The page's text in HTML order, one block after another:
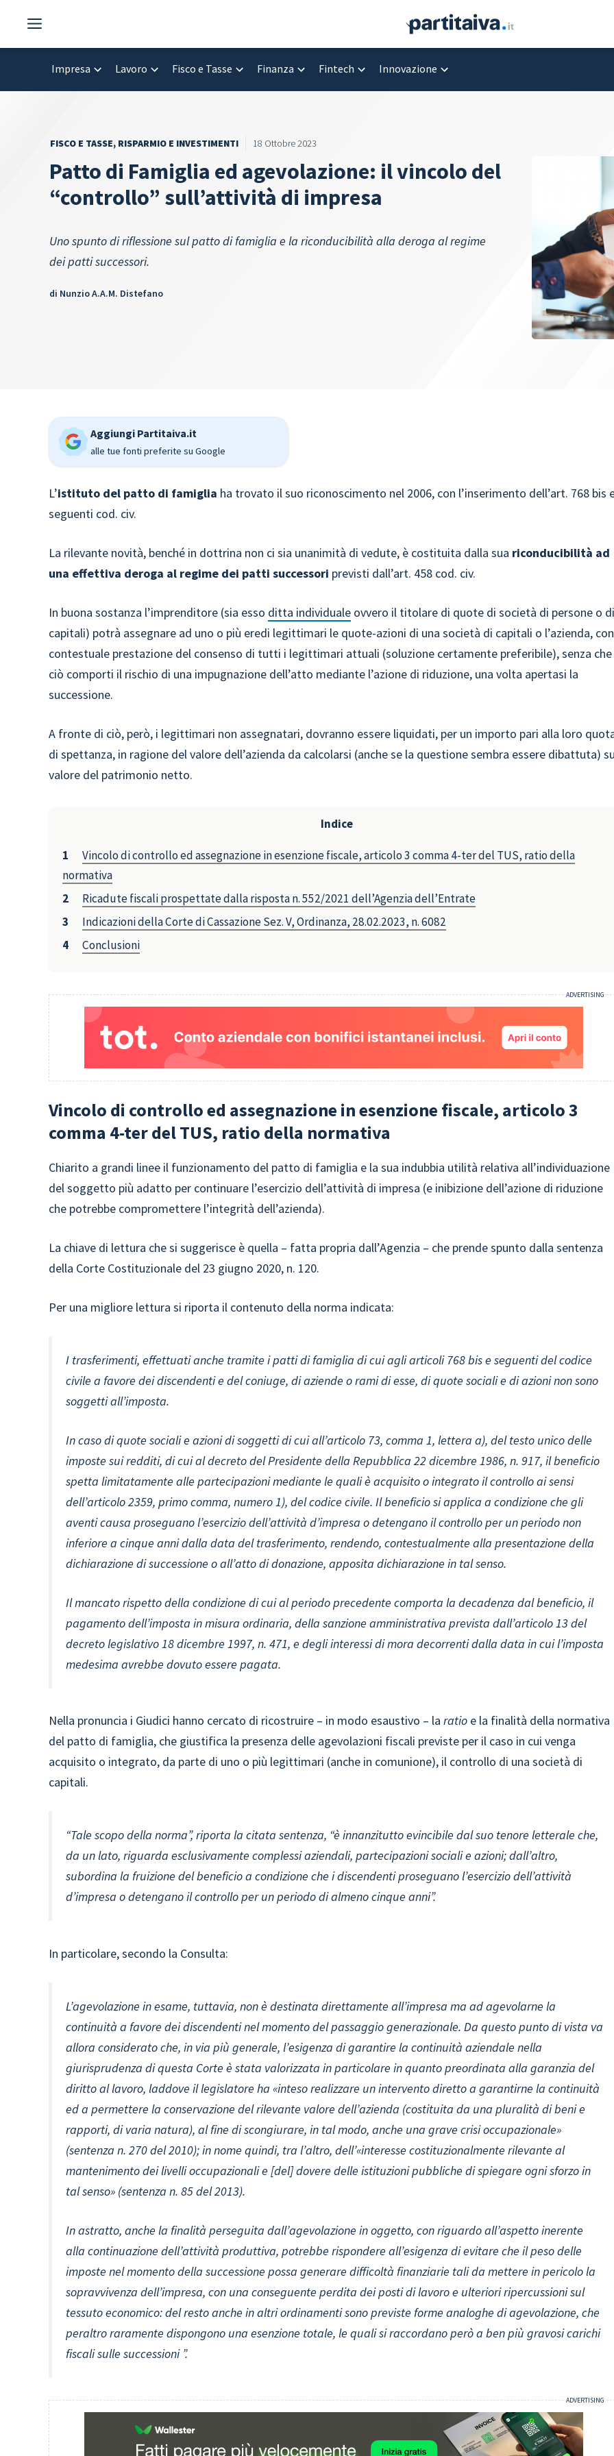
contenuto
Impresa Lavoro Fisco e Tasse Finanza Fintech Innovazione
FISCO E TASSE, RISPARMIO E INVESTIMENTI 18 Ottobre 2023
Patto di Famiglia ed agevolazione: il vincolo del
“controllo” sull’attività di impresa
Uno spunto di riflessione sul patto di famiglia e la riconducibilità alla deroga al regime
dei patti successori.
di Nunzio A.A.M. Distefano
Aggiungi Partitaiva.it
alle tue fonti preferite su Google
L’istituto del patto di famiglia ha trovato il suo riconoscimento nel 2006, con l’inserimento dell’art. 768 bis
seguenti cod. civ.
La rilevante novità, benché in dottrina non ci sia unanimità di vedute, è costituita dalla sua riconducibilità ad
una effettiva deroga al regime dei patti successori previsti dall’art. 458 cod. civ.
In buona sostanza l’imprenditore (sia esso ditta individuale ovvero il titolare di quote di società di persone o di
capitali) potrà assegnare ad uno o più eredi legittimari le quote-azioni di una società di capitali o l’azienda, con
contestuale prestazione del consenso di tutti i legittimari attuali (soluzione certamente preferibile), senza che
ciò comporti il rischio di una impugnazione dell’atto mediante l’azione di riduzione, una volta apertasi la
successione.
A fronte di ciò, però, i legittimari non assegnatari, dovranno essere liquidati, per un importo pari alla loro
di spettanza, in ragione del valore dell’azienda da calcolarsi (anche se la questione sembra essere dibattuta)
valore del patrimonio netto.
Indice
Vincolo di controllo ed assegnazione in esenzione fiscale, articolo 3 comma 4-ter del TUS, ratio della
normativa
Ricadute fiscali prospettate dalla risposta n. 552/2021 dell’Agenzia dell’Entrate
Indicazioni della Corte di Cassazione Sez. V, Ordinanza, 28.02.2023, n. 6082
Conclusioni
Vincolo di controllo ed assegnazione in esenzione fiscale, articolo 3
comma 4-ter del TUS, ratio della normativa
Chiarito a grandi linee il funzionamento del patto di famiglia e la sua indubbia utilità relativa all’individuazione
del soggetto più adatto per continuare l’esercizio dell’attività di impresa (e inibizione dell’azione di riduzione
che potrebbe compromettere l’integrità dell’azienda).
La chiave di lettura che si suggerisce è quella – fatta propria dall’Agenzia – che prende spunto dalla sentenza
della Corte Costituzionale del 23 giugno 2020, n. 120.
Per una migliore lettura si riporta il contenuto della norma indicata:
I trasferimenti, effettuati anche tramite i patti di famiglia di cui agli articoli 768 bis e seguenti del codice
civile a favore dei discendenti e del coniuge, di aziende o rami di esse, di quote sociali e di azioni non sono
soggetti all’imposta.
In caso di quote sociali e azioni di soggetti di cui all’articolo 73, comma 1, lettera a), del testo unico delle
imposte sui redditi, di cui al decreto del Presidente della Repubblica 22 dicembre 1986, n. 917, il beneficio
spetta limitatamente alle partecipazioni mediante le quali è acquisito o integrato il controllo ai sensi
dell’articolo 2359, primo comma, numero 1), del codice civile. Il beneficio si applica a condizione che gli
aventi causa proseguano l’esercizio dell’attività d’impresa o detengano il controllo per un periodo non
inferiore a cinque anni dalla data del trasferimento, rendendo, contestualmente alla presentazione della
dichiarazione di successione o all’atto di donazione, apposita dichiarazione in tal senso.
Il mancato rispetto della condizione di cui al periodo precedente comporta la decadenza dal beneficio, il
pagamento dell’imposta in misura ordinaria, della sanzione amministrativa prevista dall’articolo 13 del
decreto legislativo 18 dicembre 1997, n. 471, e degli interessi di mora decorrenti dalla data in cui l’imposta
medesima avrebbe dovuto essere pagata.
Nella pronuncia i Giudici hanno cercato di ricostruire – in modo esaustivo – laratio e la finalità della normativa
del patto di famiglia, che giustifica la presenza delle agevolazioni fiscali previste per il caso in cui venga
acquisito o integrato, da parte di uno o più legittimari (anche in comunione), il controllo di una società di
capitali.
“Tale scopo della norma”, riporta la citata sentenza, “è innanzitutto evincibile dal suo tenore letterale che,
da un lato, riguarda esclusivamente complessi aziendali, partecipazioni sociali e azioni; dall’altro,
subordina la fruizione del beneficio a condizione che i discendenti proseguano l’esercizio dell’attività
d’impresa o detengano il controllo per un periodo di almeno cinque anni”.
In particolare, secondo la Consulta:
L’agevolazione in esame, tuttavia, non è destinata direttamente all’impresa ma ad agevolarne la
continuità a favore dei discendenti nel momento del passaggio generazionale. Da questo punto di vista va
allora considerato che, in via più generale, l’esigenza di garantire la continuità aziendale nella
giurisprudenza di questa Corte è stata valorizzata in particolare in quanto preordinata alla garanzia del
diritto al lavoro, laddove il legislatore ha «inteso realizzare un intervento diretto a garantirne la continuità
ed a permettere la conservazione del rilevante valore dell’azienda (costituita da una pluralità di beni e
rapporti, di varia natura), al fine di scongiurare, in tal modo, anche una grave crisi occupazionale»
(sentenza n. 270 del 2010); in nome quindi, tra l’altro, dell’«interesse costituzionalmente rilevante al
mantenimento dei livelli occupazionali e [del] dovere delle istituzioni pubbliche di spiegare ogni sforzo in
tal senso» (sentenza n. 85 del 2013).
In astratto, anche la finalità perseguita dall’agevolazione in oggetto, con riguardo all’aspetto inerente
alla continuazione dell’attività produttiva, potrebbe rispondere all’esigenza di evitare che il peso delle
imposte nel momento della successione possa generare difficoltà finanziarie tali da mettere in pericolo la
sopravvivenza dell’impresa, con una conseguente perdita dei posti di lavoro e ulteriori ripercussioni sul
tessuto economico: del resto anche in altri ordinamenti sono previste forme analoghe di agevolazione, che
peraltro raramente dispongono una esenzione totale, le quali si raccordano però a ben più gravosi carichi
fiscali sulle successioni”.